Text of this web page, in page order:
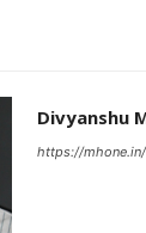
Divyanshu
https://mhone.in/